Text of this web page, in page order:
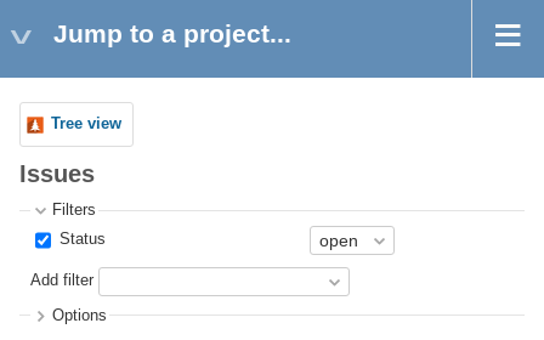
Jump to a project...
Tree view
Issues
Filters
Status
Add filter
Options